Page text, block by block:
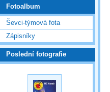
Fotoalbum
Ševci-týmová fota
Zápisníky
Poslední fotografie